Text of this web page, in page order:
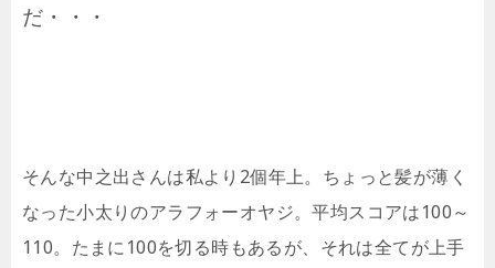
だ・・・
そんな中之出さんは私より2個年上。ちょっと髪が薄く
なった小太りのアラフォーオヤジ。平均スコアは100～
110。たまに100を切る時もあるが、それは全てが上手